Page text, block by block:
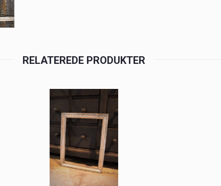
RELATEREDE PRODUKTER